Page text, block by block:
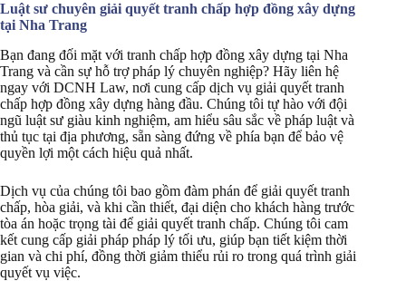
Luật sư chuyên giải quyết tranh chấp hợp đồng xây dựng
tại Nha Trang
Bạn đang đối mặt với tranh chấp hợp đồng xây dựng tại Nha
Trang và cần sự hỗ trợ pháp lý chuyên nghiệp? Hãy liên hệ
ngay với DCNH Law, nơi cung cấp dịch vụ giải quyết tranh
chấp hợp đồng xây dựng hàng đầu. Chúng tôi tự hào với đội
ngũ luật sư giàu kinh nghiệm, am hiểu sâu sắc về pháp luật và
thủ tục tại địa phương, sẵn sàng đứng về phía bạn để bảo vệ
quyền lợi một cách hiệu quả nhất.
Dịch vụ của chúng tôi bao gồm đàm phán để giải quyết tranh
chấp, hòa giải, và khi cần thiết, đại diện cho khách hàng trước
tòa án hoặc trọng tài để giải quyết tranh chấp. Chúng tôi cam
kết cung cấp giải pháp pháp lý tối ưu, giúp bạn tiết kiệm thời
gian và chi phí, đồng thời giảm thiểu rủi ro trong quá trình giải
quyết vụ việc.